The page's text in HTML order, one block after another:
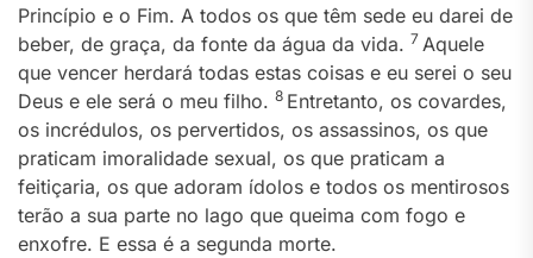
Princípio e o Fim. A todos os que têm sede eu darei de
beber, de graça, da fonte da água da vida. 7 Aquele
que vencer herdará todas estas coisas e eu serei o seu
Deus e ele será o meu filho. 8 Entretanto, os covardes,
os incrédulos, os pervertidos, os assassinos, os que
praticam imoralidade sexual, os que praticam a
feitiçaria, os que adoram ídolos e todos os mentirosos
terão a sua parte no lago que queima com fogo e
enxofre. E essa é a segunda morte.